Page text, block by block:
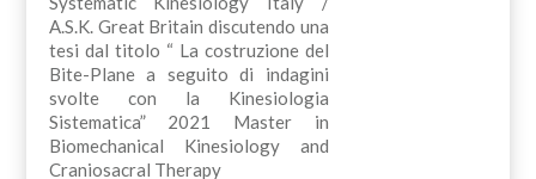
A.S.K. Great Britain discutendo una
tesi dal titolo “ La costruzione del
Bite-Plane a seguito di indagini
svolte con la Kinesiologia
Sistematica” 2021 Master in
Biomechanical Kinesiology and
Craniosacral Therapy